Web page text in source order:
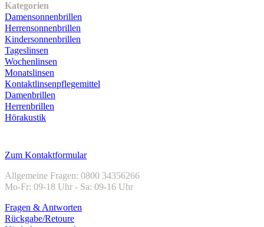
Kategorien
Damensonnenbrillen
Herrensonnenbrillen
Kindersonnenbrillen
Tageslinsen
Wochenlinsen
Monatslinsen
Kontaktlinsenpflegemittel
Damenbrillen
Herrenbrillen
Hörakustik
Zum Kontaktformular
Allgemeine Fragen: 0800 34356266
Mo-Fr: 09-18 Uhr - Sa: 09-16 Uhr
Fragen & Antworten
Rückgabe/Retoure